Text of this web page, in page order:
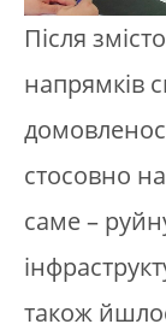
Після
напрямків
стосовно
саме –
також